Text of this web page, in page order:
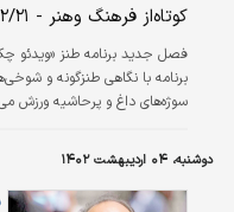
کوتاه‌از فرهنگ وهنر - ۱۴۰۲/۰۲/۲۱
فصل جدید برنامه طنز «ویدئو
برنامه با نگاهی طنزگونه و
سوژه‌‌‌‌‌‌‌های داغ و پرحاشیه ورزش
آن را از شبکه ورزش تماشا کنند.
دوشنبه، ۰۴ اردیبهشت ۱۴۰۲